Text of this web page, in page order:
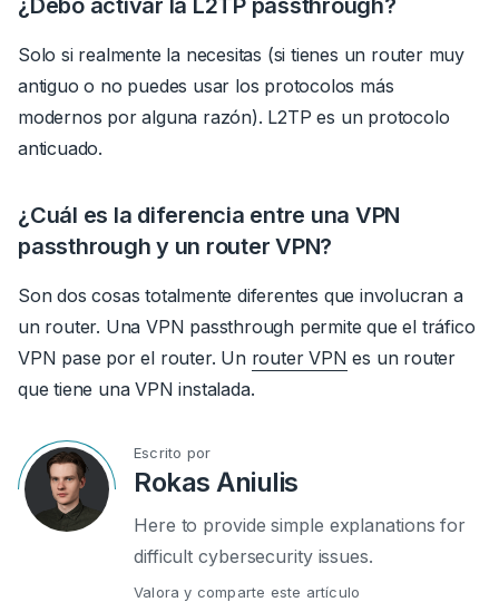
¿Debo activar la L2TP passthrough?
Solo si realmente la necesitas (si tienes un router muy
antiguo o no puedes usar los protocolos más
modernos por alguna razón). L2TP es un protocolo
anticuado.
¿Cuál es la diferencia entre una VPN
passthrough y un router VPN?
Son dos cosas totalmente diferentes que involucran a
un router. Una VPN passthrough permite que el tráfico
VPN pase por el router. Un router VPN es un router
que tiene una VPN instalada.
Escrito por
Rokas Aniulis
Here to provide simple explanations for
difficult cybersecurity issues.
Valora y comparte este artículo